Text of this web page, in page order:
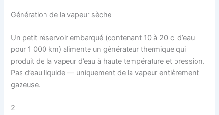
Génération de la vapeur sèche
Un petit réservoir embarqué (contenant 10 à 20 cl d’eau
pour 1 000 km) alimente un générateur thermique qui
produit de la vapeur d’eau à haute température et pression.
Pas d’eau liquide — uniquement de la vapeur entièrement
gazeuse.
2